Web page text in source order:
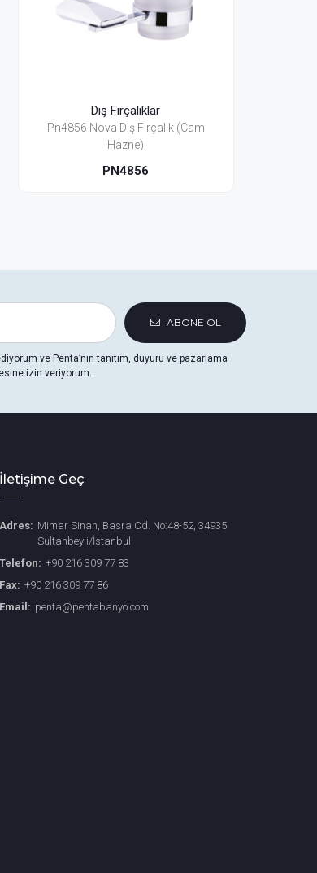
Diş Fırçalıklar
Pnm4856 Nova Black Diş Fırçalık
(Seramik Hazne)
PNM4856
ABONE OL
ve Penta’nın tanıtım, duyuru ve pazarlama
izin veriyorum.
İletişime Geç
Adres: Mimar Sinan, Basra Cd. No:48-52, 34935
Sultanbeyli/İstanbul
Telefon: +90 216 309 77 83
Fax: +90 216 309 77 86
Email: penta@pentabanyo.com